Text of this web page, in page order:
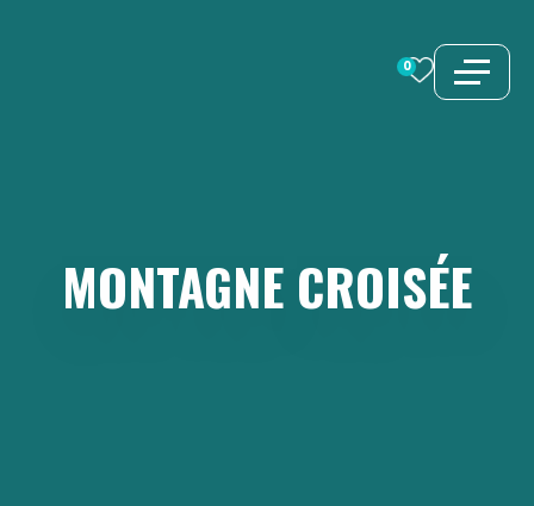
0
MONTAGNE CROISÉE